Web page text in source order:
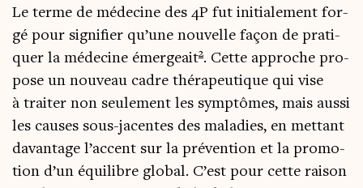
Le terme de méde­cine des 4P fut ini­tia­le­ment for­
gé pour signi­fier qu’une nou­velle façon de pra­ti­
quer la méde­cine émer­geait2. Cette approche pro­
pose un nou­veau cadre thé­ra­peu­tique qui vise
à trai­ter non seule­ment les symp­tômes, mais aus­si
les causes sous-jacentes des mala­dies, en met­tant
davan­tage l’ac­cent sur la pré­ven­tion et la pro­mo­
tion d’un équi­libre glo­bal. C’est pour cette rai­son